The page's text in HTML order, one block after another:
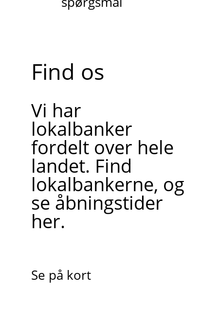
Find os
Vi har
lokalbanker
fordelt over hele
landet. Find
lokalbankerne, og
se åbningstider
her.
Se på kort